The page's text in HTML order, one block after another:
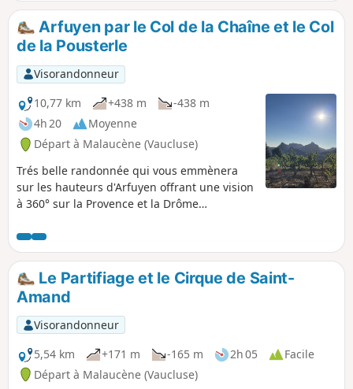
Arfuyen par le Col de la Chaîne et le Col
de la Pousterle
Visorandonneur
10,77 km
+438 m
-438 m
4h 20
Moyenne
Départ à Malaucène (Vaucluse)
Trés belle randonnée qui vous emmènera
sur les hauteurs d'Arfuyen offrant une vision
à 360° sur la Provence et la Drôme
vous atteindrez la Pousterle et le pied du
Saint-Amand. Vous apercevrez au loin le
Barroux et son château majestueux.
Le Partifiage et le Cirque de Saint-
Amand
Visorandonneur
5,54 km
+171 m -165 m 2h 05
Facile
Départ à Malaucène (Vaucluse)